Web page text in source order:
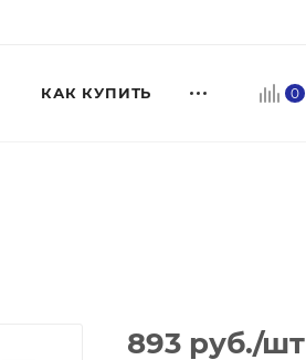
0
КАК КУПИТЬ
893 руб./шт